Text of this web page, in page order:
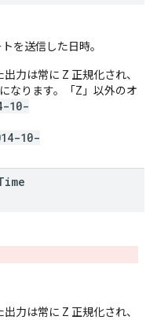
を送信した日時。
力は常に Z 正規化され、
なります。「Z」以外のオ
10-
10-
力は常に Z 正規化され、